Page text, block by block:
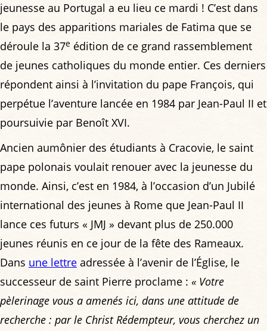
jeunesse au Portugal a eu lieu ce mardi ! C’est dans
le pays des apparitions mariales de Fatima que se
déroule la 37e édition de ce grand rassemblement
de jeunes catholiques du monde entier. Ces derniers
répondent ainsi à l’invitation du pape François, qui
perpétue l’aventure lancée en 1984 par Jean-Paul II et
poursuivie par Benoît XVI.
Ancien aumônier des étudiants à Cracovie, le saint
pape polonais voulait renouer avec la jeunesse du
monde. Ainsi, c’est en 1984, à l’occasion d’un Jubilé
international des jeunes à Rome que Jean-Paul II
lance ces futurs « JMJ » devant plus de 250.000
jeunes réunis en ce jour de la fête des Rameaux.
Dans une lettre adressée à l’avenir de l’Église, le
successeur de saint Pierre proclame : « Votre
pèlerinage vous a amenés ici, dans une attitude de
recherche : par le Christ Rédempteur, vous cherchez un